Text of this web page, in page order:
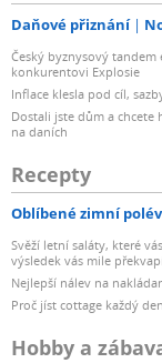
Daňové přiznání
Český byznysový
konkurentovi Explosie
Inflace klesla pod cíl,
Dostali jste dům a
na daních
Recepty
Oblíbené zimní
Svěží letní saláty, které
výsledek vás mile
Nejlepší nálev na
Proč jíst cottage každý
Hobby a